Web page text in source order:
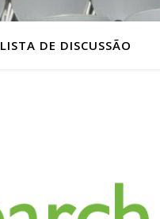
LISTA DE DISCUSSÃO